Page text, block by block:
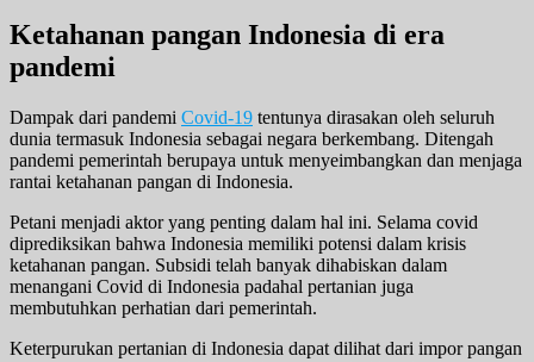
Ketahanan pangan Indonesia di era
pandemi
Dampak dari pandemi Covid-19 tentunya dirasakan oleh seluruh
dunia termasuk Indonesia sebagai negara berkembang. Ditengah
pandemi pemerintah berupaya untuk menyeimbangkan dan menjaga
rantai ketahanan pangan di Indonesia.
Petani menjadi aktor yang penting dalam hal ini. Selama covid
diprediksikan bahwa Indonesia memiliki potensi dalam krisis
ketahanan pangan. Subsidi telah banyak dihabiskan dalam
menangani Covid di Indonesia padahal pertanian juga
membutuhkan perhatian dari pemerintah.
Keterpurukan pertanian di Indonesia dapat dilihat dari impor pangan